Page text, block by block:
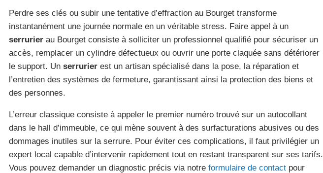
Perdre ses clés ou subir une tentative d’effraction au Bourget transforme
instantanément une journée normale en un véritable stress. Faire appel à un
serrurier au Bourget consiste à solliciter un professionnel qualifié pour sécuriser un
accès, remplacer un cylindre défectueux ou ouvrir une porte claquée sans détériorer
le support. Un serrurier est un artisan spécialisé dans la pose, la réparation et
l’entretien des systèmes de fermeture, garantissant ainsi la protection des biens et
des personnes.
L’erreur classique consiste à appeler le premier numéro trouvé sur un autocollant
dans le hall d’immeuble, ce qui mène souvent à des surfacturations abusives ou des
dommages inutiles sur la serrure. Pour éviter ces complications, il faut privilégier un
expert local capable d’intervenir rapidement tout en restant transparent sur ses tarifs.
Vous pouvez demander un diagnostic précis via notre formulaire de contact pour